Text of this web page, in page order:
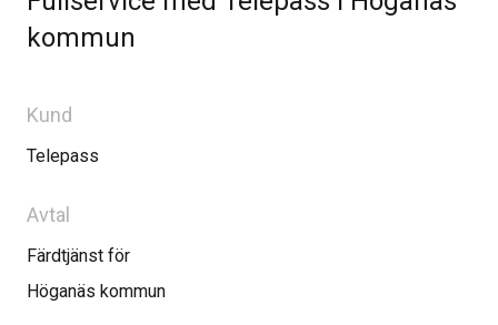
Om oss
kommun
Kund
Telepass
Avtal
Färdtjänst för
Höganäs kommun